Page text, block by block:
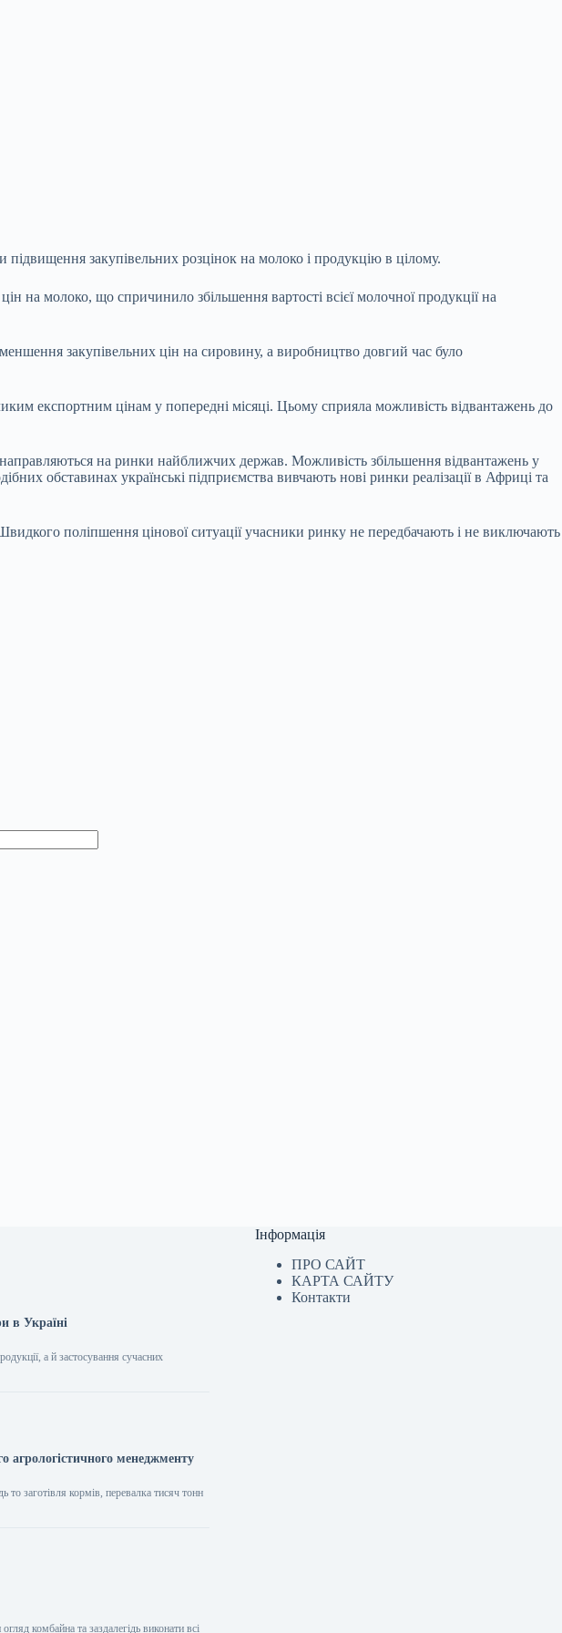
закупівельних розцінок на молоко і продукцію в цілому.
на молоко, що спричинило збільшення вартості всієї молочної продукції на
закупівельних цін на сировину, а виробництво довгий час було
експортним цінам у попередні місяці. Цьому сприяла можливість відвантажень до
на ринки найближчих держав. Можливість збільшення відвантажень у
обставинах українські підприємства вивчають нові ринки реалізації в Африці та
поліпшення цінової ситуації учасники ринку не передбачають і не виключають
в Україні
а й застосування сучасних
агрологістичного менеджменту
то заготівля кормів, перевалка тисяч тонн
комбайна та заздалегідь виконати всі
Інформація
ПРО САЙТ
КАРТА САЙТУ
Контакти